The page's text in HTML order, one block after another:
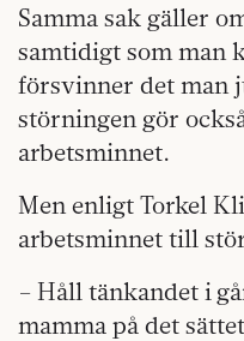
Samma sak gäller
samtidigt som man
försvinner det man
störningen gör
arbetsminnet.
Men enligt Torkel
arbetsminnet till
– Håll tänkandet i
mamma på det